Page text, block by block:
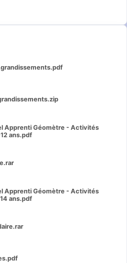
Apprenti Géomètre - Activités
ans.pdf
Apprenti Géomètre - Activités
ans.pdf